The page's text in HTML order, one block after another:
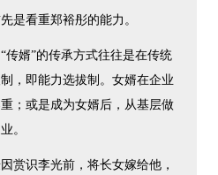
是看重郑裕彤的能力。
传婿”的传承方式往往是在传统
，即能力选拔制。女婿在企业
；或是成为女婿后，从基层做
。
赏识李光前，将长女嫁给他，